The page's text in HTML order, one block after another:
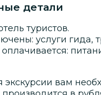
детали
туристов.
услуги гида,
вам